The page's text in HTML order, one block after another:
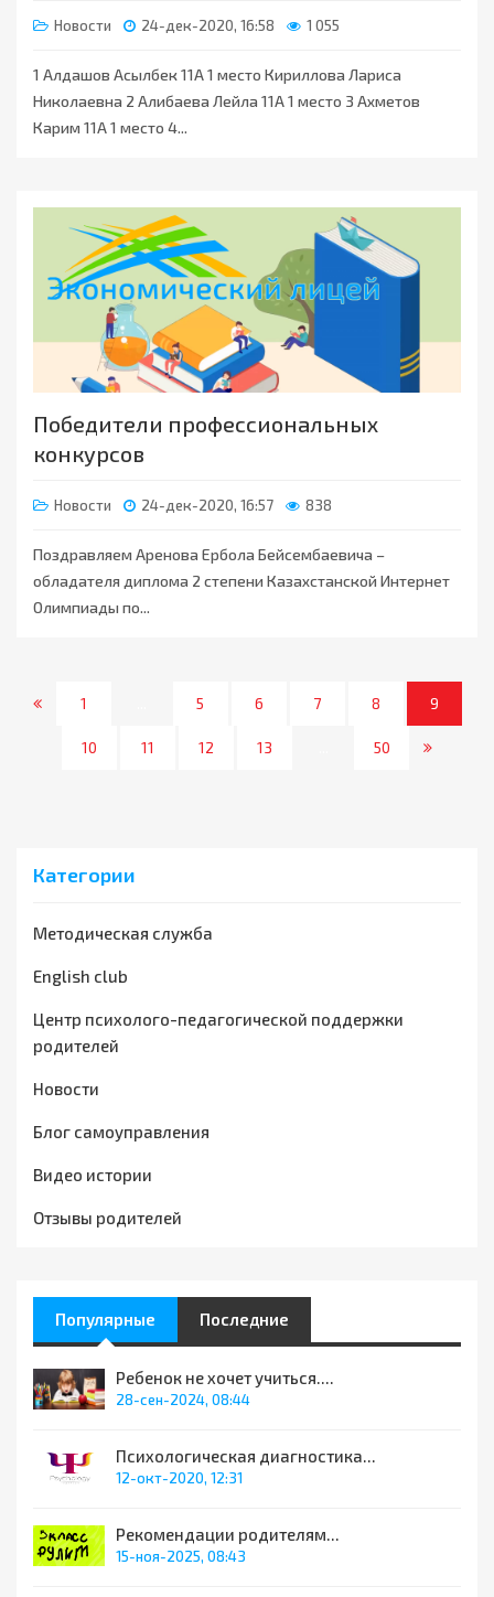
Новости 24-дек-2020, 16:58 1 055
1 Алдашов Асылбек 11А 1 место Кириллова Лариса
Николаевна 2 Алибаева Лейла 11А 1 место 3 Ахметов
Карим 11А 1 место 4...
Победители профессиональных
конкурсов
Новости 24-дек-2020, 16:57 838
Поздравляем Аренова Ербола Бейсембаевича –
обладателя диплома 2 степени Казахстанской Интернет
Олимпиады по...
1 5 6 7 8 9
10 11 12 13 50
Категории
Методическая служба
English club
Центр психолого-педагогической поддержки
родителей
Новости
Блог самоуправления
Видео истории
Отзывы родителей
Популярные Последние
Ребенок не хочет учиться....
28-сен-2024, 08:44
Психологическая диагностика...
12-окт-2020, 12:31
Рекомендации родителям...
15-ноя-2025, 08:43